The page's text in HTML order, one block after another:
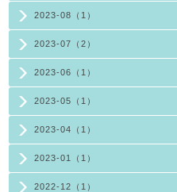
2023-08（1）
2023-07（2）
2023-06（1）
2023-05（1）
2023-04（1）
2023-01（1）
2022-12（1）